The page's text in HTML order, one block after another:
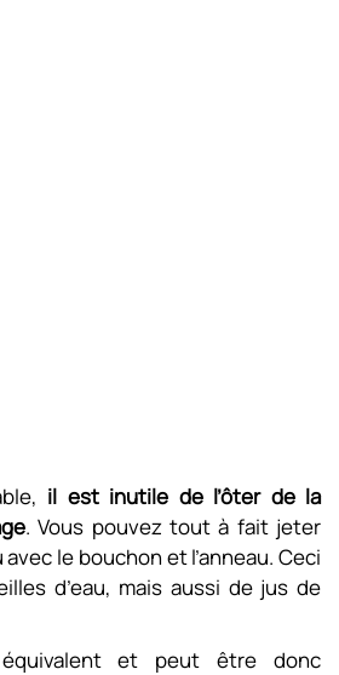
il est inutile de l’ôter de la
. Vous pouvez tout à fait jeter
le bouchon et l’anneau. Ceci
d’eau, mais aussi de jus de
et peut être donc